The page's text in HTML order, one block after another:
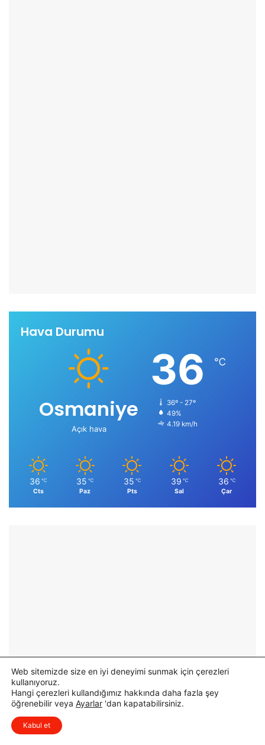
Hava Durumu
Osmaniye
Açık hava
36 ℃
36º - 27º
49%
4.19 km/h
36 ℃
Cts
35 ℃
Paz
35 ℃
Pts
39 ℃
Sal
36 ℃
Çar
Web sitemizde size en iyi deneyimi sunmak için çerezleri
kullanıyoruz.
Hangi çerezleri kullandığımız hakkında daha fazla şey
öğrenebilir veya Ayarlar 'dan kapatabilirsiniz.
Kabul et
Düşüncelerinizi çok isterim, lütfen